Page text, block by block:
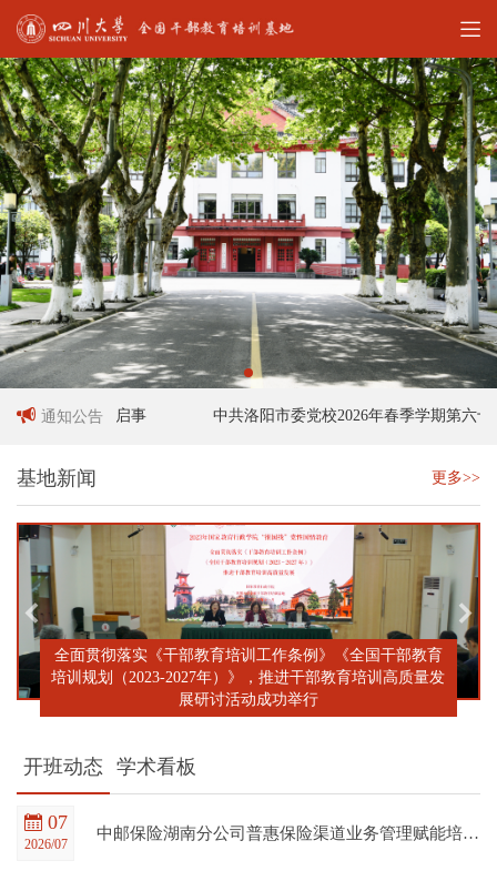
通知公告
人员招聘启事 中共洛阳市委党校2026年春季学期第六十六
基地新闻 更多>>
全面贯彻落实《干部教育培训工作条例》《全国干部教育
培训规划（2023-2027年）》，推进干部教育培训高质量发
展研讨活动成功举行
开班动态 学术看板
07
2026/07
中邮保险湖南分公司普惠保险渠道业务管理赋能培训班在四川大学全国干部教育培训基地顺利开班